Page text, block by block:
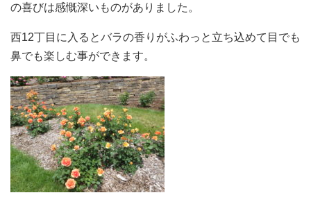
の喜びは感慨深いものがありました。
西12丁目に入るとバラの香りがふわっと立ち込めて目でも
鼻でも楽しむ事ができます。